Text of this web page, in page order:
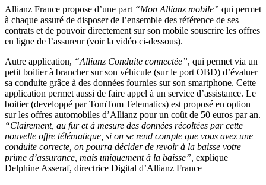
Allianz France propose d’une part “Mon Allianz mobile” qui permet
à chaque assuré de disposer de l’ensemble des référence de ses
contrats et de pouvoir directement sur son mobile souscrire les offres
en ligne de l’assureur (voir la vidéo ci-dessous).
Autre application, “Allianz Conduite connectée”, qui permet via un
petit boitier à brancher sur son véhicule (sur le port OBD) d’évaluer
sa conduite grâce à des données fournies sur son smartphone. Cette
application permet aussi de faire appel à un service d’assistance. Le
boitier (developpé par TomTom Telematics) est proposé en option
sur les offres automobiles d’Allianz pour un coût de 50 euros par an.
“Clairement, au fur et à mesure des données récoltées par cette
nouvelle offre télématique, si on se rend compte que vous avez une
conduite correcte, on pourra décider de revoir à la baisse votre
prime d’assurance, mais uniquement à la baisse”, explique
Delphine Asseraf, directrice Digital d’Allianz France